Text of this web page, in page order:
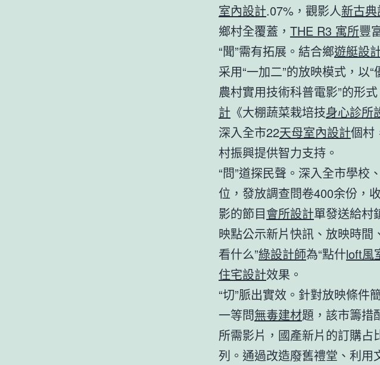
室內設計.07%，觀影人新古
鄉村全覆蓋， THE R3 寓所豐
“聞”需有拓展。結合鄉遊艇設
采用“一加二”的放映模式，以
農村實用技術科普電影”的形
計 《大棚蔬菜栽培技身心診所
深入全市22天母室內設計個村
村振興提供智力支持。
“問”道探民聲。深入全市學校
位，發放調查問卷400余份，
影的節目會所設計單發送給村
映點公示新片快訊、放映時間
看什么”綠設計師為“點什loft風
住宅設計效果。
“切”脈出實效。針對放映條件
一等問無毒建材題，該市籌措
所需影片，國產新片的訂購
列。通過改造廢舊禮堂、利用